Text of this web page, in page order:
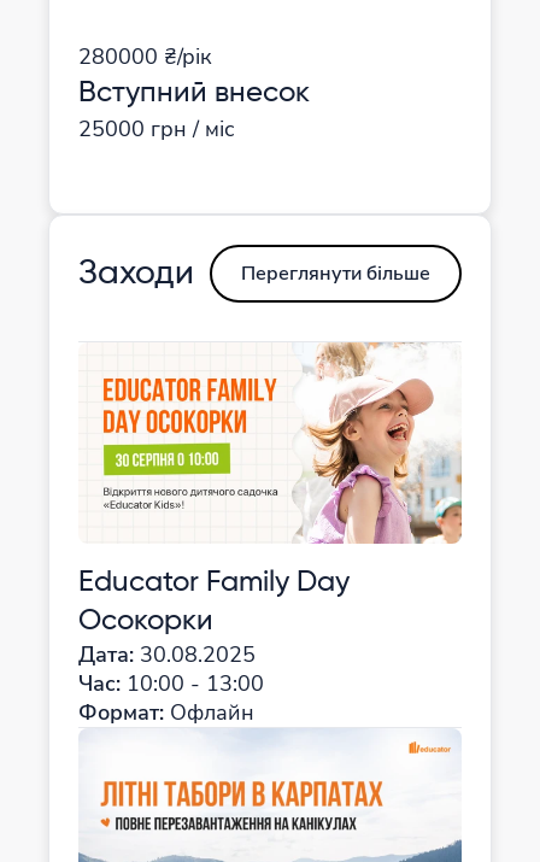
280000 ₴/рік
Вступний внесок
25000 грн / міс
Заходи Переглянути більше
Educator Family Day
Осокорки
Дата: 30.08.2025
Час: 10:00 - 13:00
Формат: Офлайн